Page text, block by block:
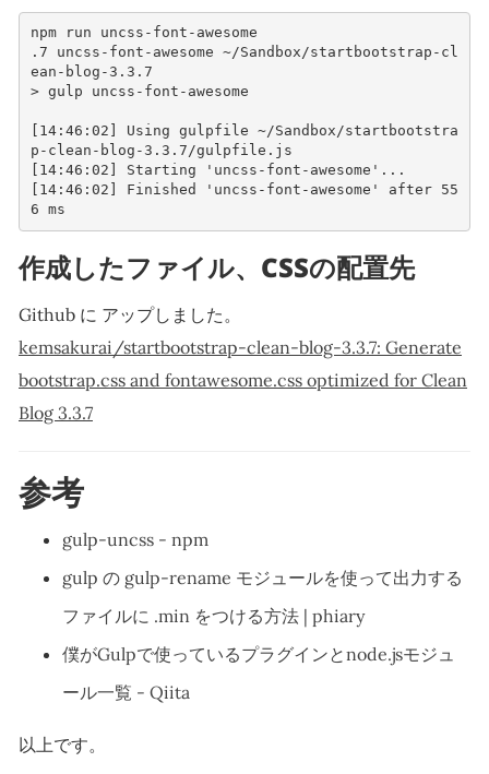
npm run uncss-font-awesome
.7 uncss-font-awesome ~/Sandbox/startbootstrap-cl
ean-blog-3.3.7
> gulp uncss-font-awesome
[14:46:02] Using gulpfile ~/Sandbox/startbootstra
p-clean-blog-3.3.7/gulpfile.js
[14:46:02] Starting 'uncss-font-awesome'...
[14:46:02] Finished 'uncss-font-awesome' after 55
6 ms
作成したファイル、CSSの配置先
Github に アップしました。
kemsakurai/startbootstrap-clean-blog-3.3.7: Generate
bootstrap.css and fontawesome.css optimized for Clean
Blog 3.3.7
参考
gulp-uncss - npm
gulp の gulp-rename モジュールを使って出力する
ファイルに .min をつける方法 | phiary
僕がGulpで使っているプラグインとnode.jsモジュ
ール一覧 - Qiita
以上です。